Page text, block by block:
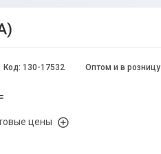
Оптом и в розницу
Код: 130-17532
цены